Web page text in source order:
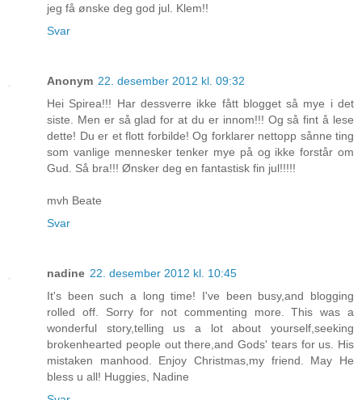
jeg få ønske deg god jul. Klem!!
Svar
Anonym 22. desember 2012 kl. 09:32
Hei Spirea!!! Har dessverre ikke fått blogget så mye i det
siste. Men er så glad for at du er innom!!! Og så fint å lese
dette! Du er et flott forbilde! Og forklarer nettopp sånne ting
som vanlige mennesker tenker mye på og ikke forstår om
Gud. Så bra!!! Ønsker deg en fantastisk fin jul!!!!!
mvh Beate
Svar
nadine 22. desember 2012 kl. 10:45
It's been such a long time! I've been busy,and blogging
rolled off. Sorry for not commenting more. This was a
wonderful story,telling us a lot about yourself,seeking
brokenhearted people out there,and Gods' tears for us. His
mistaken manhood. Enjoy Christmas,my friend. May He
bless u all! Huggies, Nadine